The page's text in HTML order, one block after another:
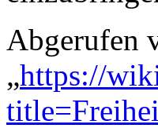
Abgerufen
„https://